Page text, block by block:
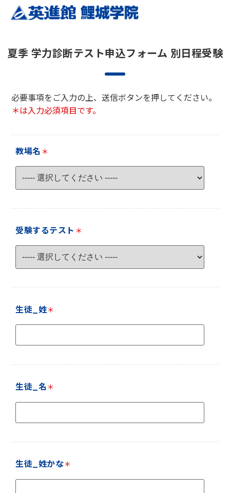
夏季 学力診断テスト申込フォーム 別日程受験
必要事項をご入力の上、送信ボタンを押してください。
＊は入力必須項目です。
教場名 ＊
受験するテスト ＊
生徒_姓＊
生徒_名＊
生徒_姓かな＊